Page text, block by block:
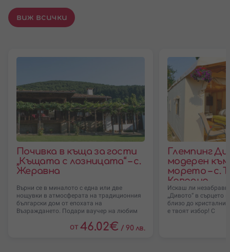
виж всички
Почивка в къща за гости
„Къщата с лозницата“ – с.
Жеравна
Върни се в миналото с една или две
нощувки в атмосферата на традиционния
български дом от епохата на
Възраждането. Подари ваучер на любим
от 46.02€ / 90 лв.
Глемпинг
модерен
морето – с.
Каварна
Искаш ли
„Дивото“ в сърцето
близо до
е твоят избор! С